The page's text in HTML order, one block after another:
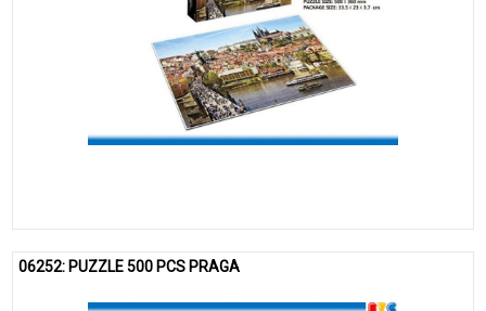
06252: PUZZLE 500 PCS PRAGA